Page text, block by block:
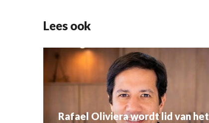
Lees ook
Rafael Oliviera wordt lid van het